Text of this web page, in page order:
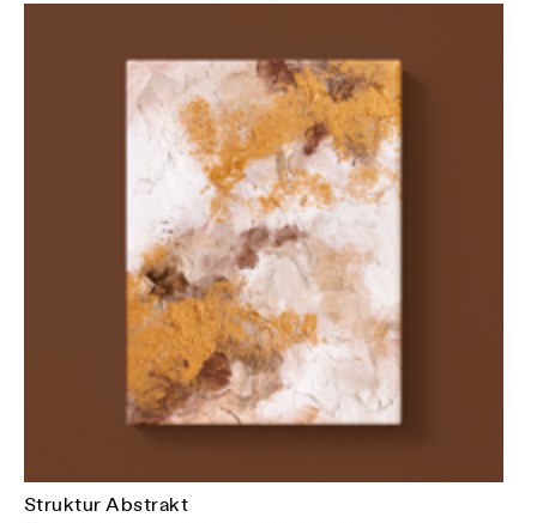
Struktur Abstrakt